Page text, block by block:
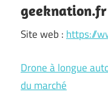
geeknation.fr
Site web : https://
Drone à longue
du marché